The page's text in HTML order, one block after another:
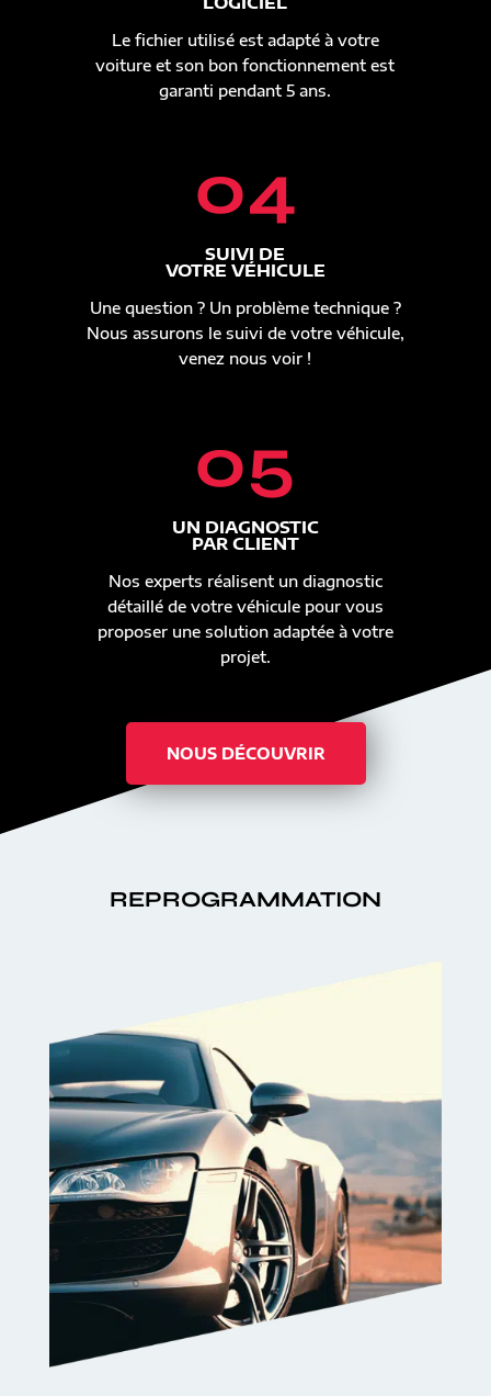
Le fichier utilisé est adapté à votre
voiture et son bon fonctionnement est
garanti pendant 5 ans.
04
SUIVI DE
VOTRE VÉHICULE
Une question ? Un problème technique ?
Nous assurons le suivi de votre véhicule,
venez nous voir !
05
UN DIAGNOSTIC
PAR CLIENT
Nos experts réalisent un diagnostic
détaillé de votre véhicule pour vous
proposer une solution adaptée à votre
projet.
NOUS DÉCOUVRIR
REPROGRAMMATION